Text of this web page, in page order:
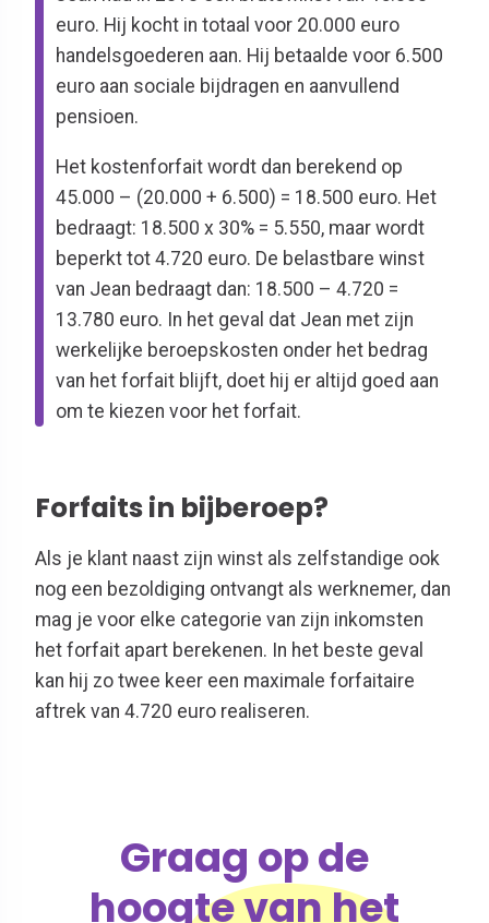
euro. Hij kocht in totaal voor 20.000 euro
handelsgoederen aan. Hij betaalde voor 6.500
euro aan sociale bijdragen en aanvullend
pensioen.
Het kostenforfait wordt dan berekend op
45.000 – (20.000 + 6.500) = 18.500 euro. Het
bedraagt: 18.500 x 30% = 5.550, maar wordt
beperkt tot 4.720 euro. De belastbare winst
van Jean bedraagt dan: 18.500 – 4.720 =
13.780 euro. In het geval dat Jean met zijn
werkelijke beroepskosten onder het bedrag
van het forfait blijft, doet hij er altijd goed aan
om te kiezen voor het forfait.
Forfaits in bijberoep?
Als je klant naast zijn winst als zelfstandige ook
nog een bezoldiging ontvangt als werknemer, dan
mag je voor elke categorie van zijn inkomsten
het forfait apart berekenen. In het beste geval
kan hij zo twee keer een maximale forfaitaire
aftrek van 4.720 euro realiseren.
Graag op de
hoogte van het